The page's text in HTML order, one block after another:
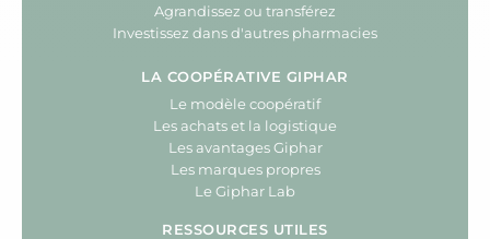
Agrandissez ou transférez
Investissez dans d'autres pharmacies
LA COOPÉRATIVE GIPHAR
Le modèle coopératif
Les achats et la logistique
Les avantages Giphar
Les marques propres
Le Giphar Lab
RESSOURCES UTILES